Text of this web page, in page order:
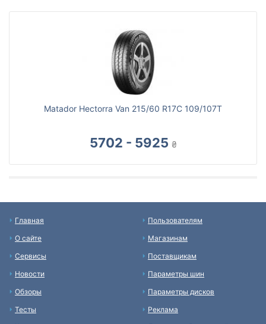
Matador Hectorra Van 215/60 R17C 109/107T
5702 - 5925 ₴
Главная
О сайте
Сервисы
Новости
Обзоры
Тесты
Пользователям
Магазинам
Поставщикам
Параметры шин
Параметры дисков
Реклама